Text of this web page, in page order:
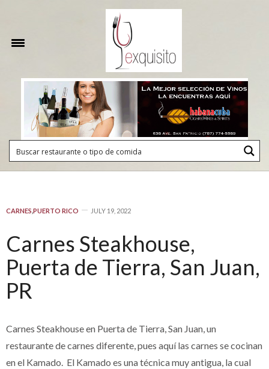
CARNES,PUERTO RICO JULY 19, 2022
Carnes Steakhouse,
Puerta de Tierra, San Juan,
PR
Carnes Steakhouseen Puerta de Tierra, San Juan, un
restaurante de carnes diferente, pues aquí las carnes se cocinan
en el Kamado. El Kamado es una técnica muy antigua, la cual